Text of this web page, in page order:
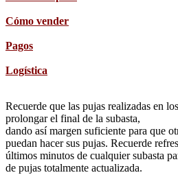
Cómo vender
Pagos
Logística
Recuerde que las pujas realizadas en
prolongar el final de la subasta,
dando así margen suficiente para que
puedan hacer sus pujas. Recuerde
últimos minutos de cualquier subasta
de pujas totalmente actualizada.